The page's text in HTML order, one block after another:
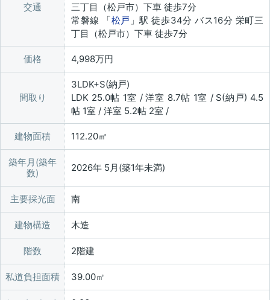
交通
三丁目（松戸市）下車 徒歩7分
常磐線 「松戸 」駅 徒歩34分 バス16分 栄町三
丁目（松戸市）下車 徒歩7分
価格 4,998万円
間取り
3LDK+S(納戸)
LDK 25.0帖 1室 / 洋室 8.7帖 1室 / S(納戸) 4.5
帖 1室 / 洋室 5.2帖 2室 /
建物面積 112.20㎡
築年月(築年
数)
2026年 5月(築1年未満)
主要採光面 南
建物構造 木造
階数 2階建
私道負担面積 39.00㎡